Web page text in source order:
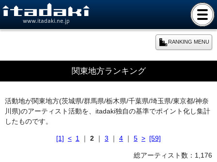
www.itadaki.ne.jp
RANKING MENU
本日のランキング
週間ランキング
月間ランキング
関東地方ランキング
活動地が関東地方(茨城県/群馬県/栃木県/千葉県/埼玉県/東京都/神奈
川県)のアーティスト活動を、itadaki独自の基準でポイント化し集計
したものです。
[1] < 1 ｜ 2 ｜ 3 ｜ 4 ｜ 5 > [59]
総アーティスト数：1,176